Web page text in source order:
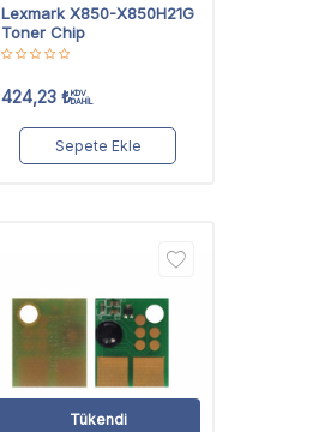
Lexmark X850-X850H21G
Toner Chip
424,23 ₺KDV
DAHİL
Sepete Ekle
Tükendi